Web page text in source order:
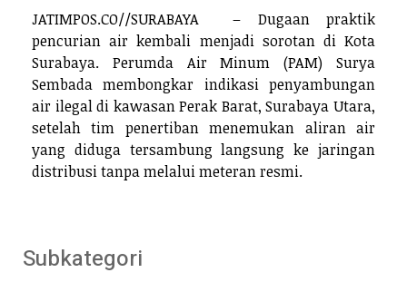
JATIMPOS.CO//SURABAYA – Dugaan praktik
pencurian air kembali menjadi sorotan di Kota
Surabaya. Perumda Air Minum (PAM) Surya
Sembada membongkar indikasi penyambungan
air ilegal di kawasan Perak Barat, Surabaya Utara,
setelah tim penertiban menemukan aliran air
yang diduga tersambung langsung ke jaringan
distribusi tanpa melalui meteran resmi.
Subkategori